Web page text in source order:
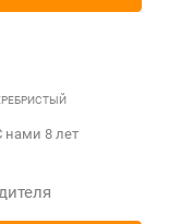
нами 8 лет